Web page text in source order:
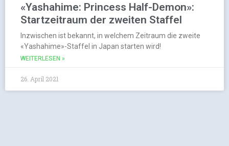
«Yashahime: Princess Half-Demon»:
Startzeitraum der zweiten Staffel
Inzwischen ist bekannt, in welchem Zeitraum die zweite
«Yashahime»-Staffel in Japan starten wird!
WEITERLESEN »
26. April 2021